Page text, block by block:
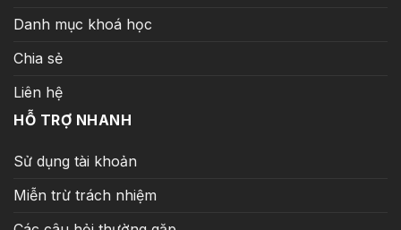
Danh mục khoá học
Chia sẻ
Liên hệ
HỖ TRỢ NHANH
Sử dụng tài khoản
Miễn trừ trách nhiệm